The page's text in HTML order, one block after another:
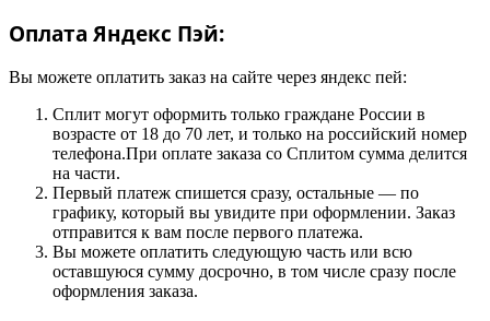
Оплата Яндекс Пэй:
Вы можете оплатить заказ на сайте через яндекс пей:
Сплит могут оформить только граждане России в
возрасте от 18 до 70 лет, и только на российский номер
телефона.При оплате заказа со Сплитом сумма делится
на части.
Первый платеж спишется сразу, остальные — по
графику, который вы увидите при оформлении. Заказ
отправится к вам после первого платежа.
Вы можете оплатить следующую часть или всю
оставшуюся сумму досрочно, в том числе сразу после
оформления заказа.